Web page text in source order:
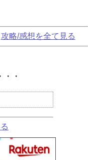
攻略/感想を全て見る
・